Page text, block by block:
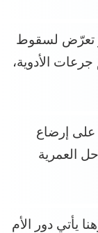
تعرّض لسقوط
الأدوية،
على إرضاع
العمرية
يأتي دور الأم